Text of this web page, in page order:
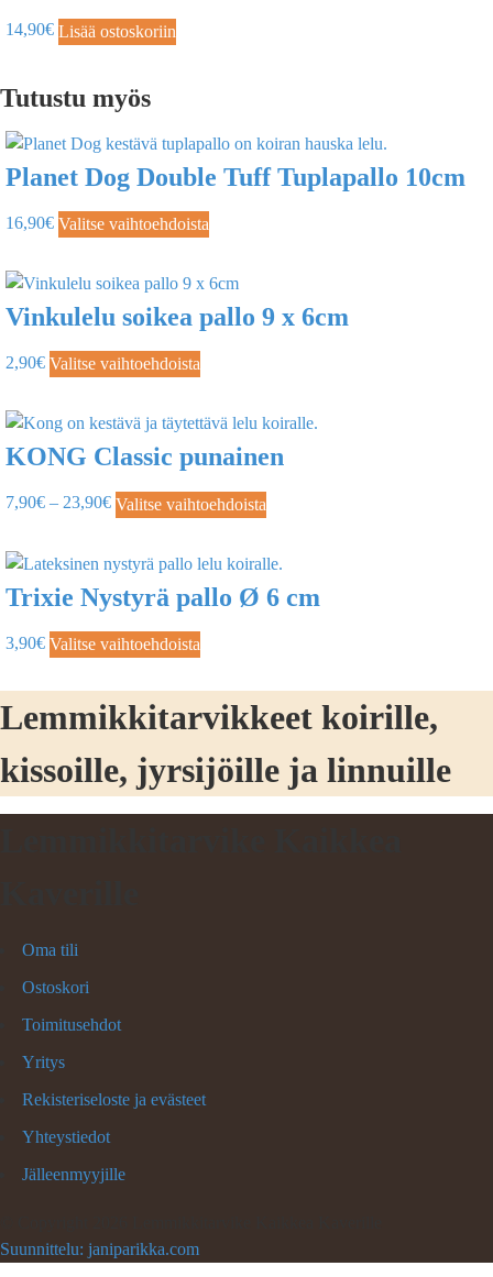
14,90€ Lisää ostoskoriin
Tutustu myös
Planet Dog Double Tuff Tuplapallo 10cm
16,90€ Valitse vaihtoehdoista
Vinkulelu soikea pallo 9 x 6cm
2,90€ Valitse vaihtoehdoista
KONG Classic punainen
7,90€ – 23,90€ Valitse vaihtoehdoista
Trixie Nystyrä pallo Ø 6 cm
3,90€ Valitse vaihtoehdoista
Lemmikkitarvikkeet koirille,
kissoille, jyrsijöille ja linnuille
Oma tili
Ostoskori
Toimitusehdot
Yritys
Rekisteriseloste ja evästeet
Yhteystiedot
Jälleenmyyjille
Suunnittelu: janiparikka.com